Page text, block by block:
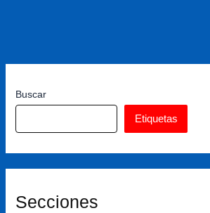
Buscar
Etiquetas
Secciones